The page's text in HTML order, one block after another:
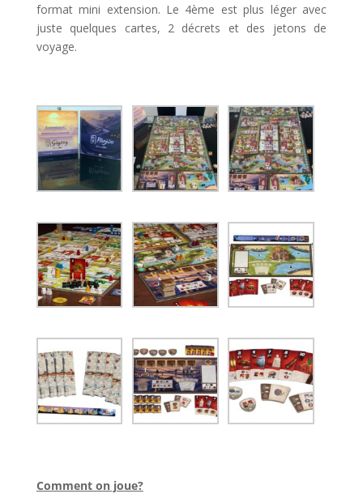
format mini extension. Le 4ème est plus léger avec
juste quelques cartes, 2 décrets et des jetons de
voyage.
Comment on joue?